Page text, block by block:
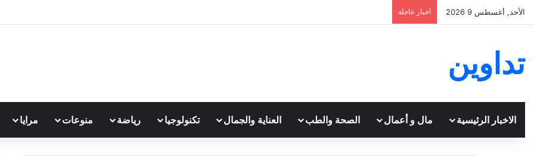
الأحد, أغسطس 9 2026 أخبار عاجلة
تداوين
الاخبار الرئيسية مال و أعمال الصحة والطب العناية والجمال تكنولوجيا رياضة منوعات مرايا